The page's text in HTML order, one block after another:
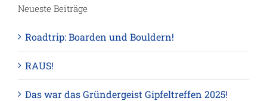
Neueste Beiträge
Roadtrip: Boarden und Bouldern!
RAUS!
Das war das Gründergeist Gipfeltreffen 2025!